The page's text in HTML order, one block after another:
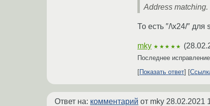
Address matching.
То есть ″/\x24/″ для
mky ★★★★★ (
Последнее
Показать ответ
Ответ на: комментарий от mky 28.02.2021